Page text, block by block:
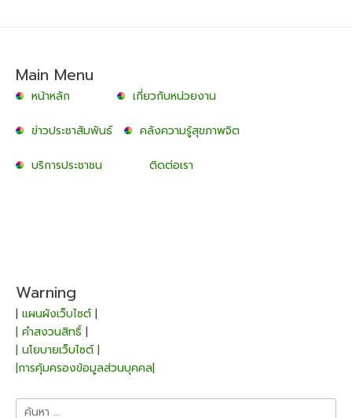
Main Menu
หน้าหลัก เกี่ยวกับหน่วยงาน
ข่าวประชาสัมพันธ์ คลังความรู้สุขภาพจิต
บริการประชาชน ติดต่อเรา
Warning
| แผนผังเว็บไซต์|
| คำสงวนสิทธิ์ |
| นโยบายเว็บไซต์ |
|การคุ้มครองข้อมูลส่วนบุคคล|
ค้นหา